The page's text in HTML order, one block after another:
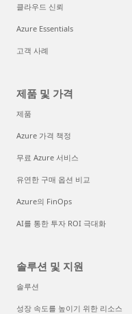
클라우드 신뢰
Azure Essentials
고객 사례
제품 및 가격
제품
Azure 가격 책정
무료 Azure 서비스
유연한 구매 옵션 비교
Azure의 FinOps
AI를 통한 투자 ROI 극대화
솔루션 및 지원
솔루션
성장 속도를 높이기 위한 리소스